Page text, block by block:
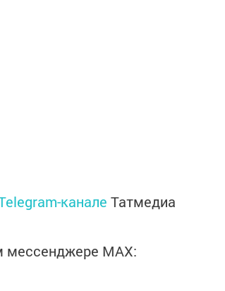
канале Татмедиа
мессенджере MАХ: